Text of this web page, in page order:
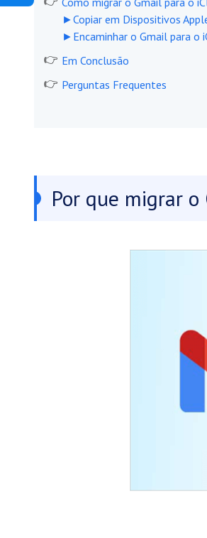
►Copiar em Dispositivos
►Encaminhar o Gmail para o
Em Conclusão
Perguntas Frequentes
Por que migrar